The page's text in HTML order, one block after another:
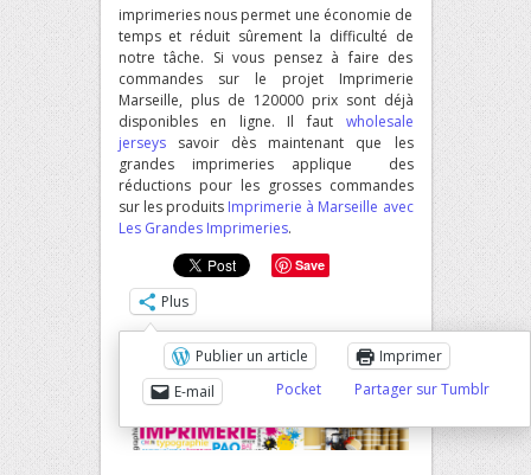
imprimeries nous permet une économie de
temps et réduit sûrement la difficulté de
notre tâche. Si vous pensez à faire des
commandes sur le projet Imprimerie
Marseille, plus de 120000 prix sont déjà
disponibles en ligne. Il faut wholesale
jerseyssavoir dès maintenant que les
grandes imprimeries applique des
réductions pour les grosses commandes
sur les produits Imprimerie à Marseille avec
Les Grandes Imprimeries.
Save
Plus
Publier un article
Imprimer
E-mail
Pocket Partager sur Tumblr
WordPress: